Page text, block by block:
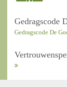
Gedragscode
Gedragscode De